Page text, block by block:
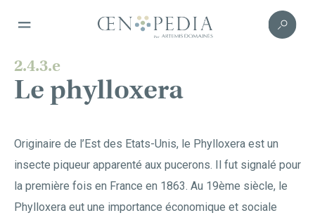
2.4.3.e
Le phylloxera
Originaire de l’Est des États-Unis, le Phylloxera est un
insecte piqueur apparenté aux pucerons. Il fut signalé pour
la première fois en France en 1863. Au 19ème siècle, le
Phylloxera eut une importance économique et sociale